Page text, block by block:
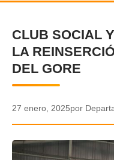
CRÓNICA
DEPORTES
ENTRETENIMIENTO Y
AUDIOS
CLUB SOCIAL
LA
DEL GORE
27 enero, 2025por